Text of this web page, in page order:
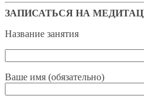
ЗАПИСАТЬСЯ НА
Название занятия
Ваше имя (обязательно)